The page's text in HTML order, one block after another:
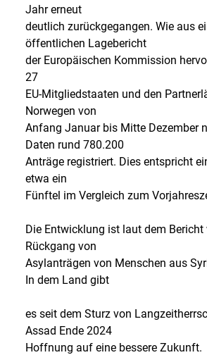
Jahr erneut
deutlich zurückgegangen. Wie aus
öffentlichen Lagebericht
der Europäischen Kommission
27
EU-Mitgliedstaaten und den
Norwegen von
Anfang Januar bis Mitte Dezember
Daten rund 780.200
Anträge registriert. Dies entspricht
etwa ein
Fünftel im Vergleich zum
Die Entwicklung ist laut dem
Rückgang von
Asylanträgen von Menschen aus
In dem Land gibt
es seit dem Sturz von
Assad Ende 2024
Hoffnung auf eine bessere Zukunft.